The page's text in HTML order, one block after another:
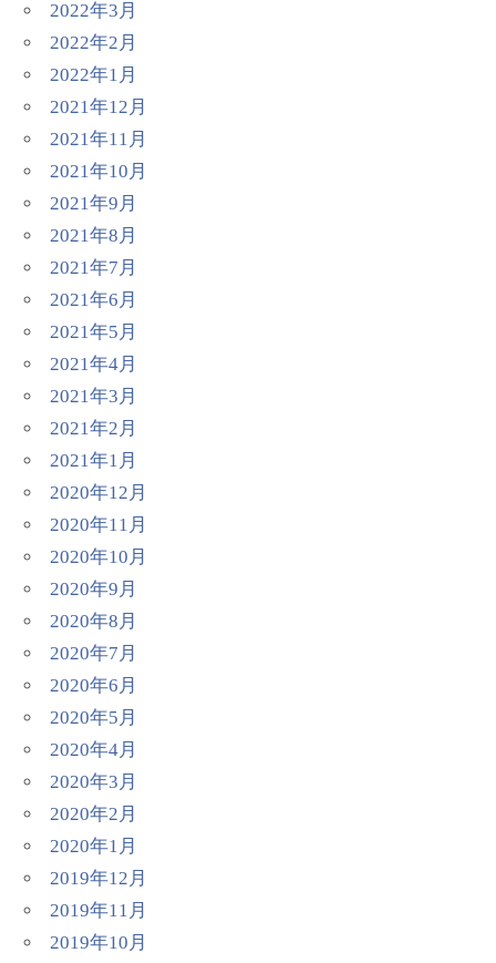
2022年3月
2022年2月
2022年1月
2021年12月
2021年11月
2021年10月
2021年9月
2021年8月
2021年7月
2021年6月
2021年5月
2021年4月
2021年3月
2021年2月
2021年1月
2020年12月
2020年11月
2020年10月
2020年9月
2020年8月
2020年7月
2020年6月
2020年5月
2020年4月
2020年3月
2020年2月
2020年1月
2019年12月
2019年11月
2019年10月